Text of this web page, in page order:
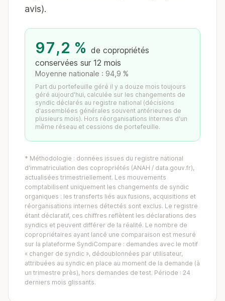
avis).
97,2 % de copropriétés
conservées sur 12 mois
Moyenne nationale : 94,9 %
Part du portefeuille géré il y a douze mois toujours
géré aujourd'hui, calculée sur les changements de
syndic déclarés au registre national (décisions
d'assemblées générales souvent antérieures de
plusieurs mois). Hors réorganisations internes d'un
même réseau et cessions de portefeuille.
* Méthodologie : données issues du registre national
d'immatriculation des copropriétés (ANAH / data.gouv.fr),
actualisées trimestriellement. Les mouvements
comptabilisent uniquement les changements de syndic
organiques : les transferts liés aux fusions, acquisitions et
réorganisations internes détectés sont exclus. Le registre
étant déclaratif, ces chiffres reflètent les déclarations des
syndics et peuvent différer de la réalité. Le nombre de
copropriétaires ayant lancé une comparaison est mesuré
sur la plateforme SyndiCompare : demandes avec le motif
« changer de syndic », dédoublonnées par utilisateur,
attribuées au syndic en place au moment de la demande (à
un trimestre près), hors demandes de test. Période : 24
derniers mois glissants.